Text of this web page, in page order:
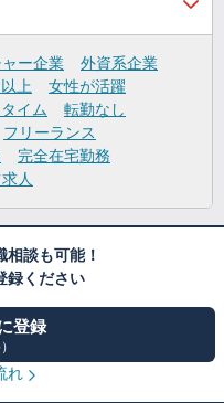
ー企業
外資系企業
上
女性が活躍
イム
転勤なし
フリーランス
完全在宅勤務
人
談も可能！
録ください
登録
れ